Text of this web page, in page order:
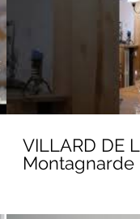
VILLARD DE
Montagnarde